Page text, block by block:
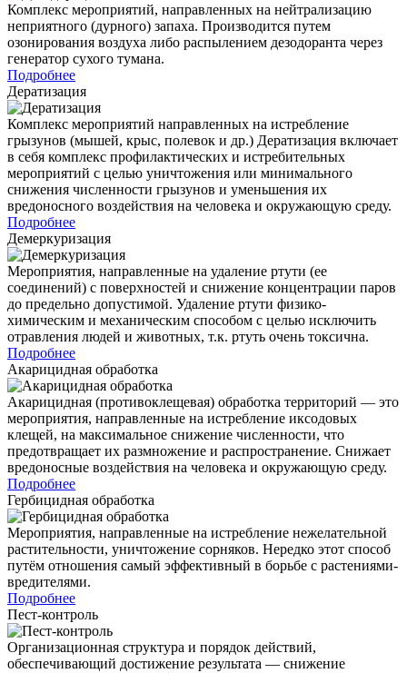
Комплекс мероприятий, направленных на нейтрализацию
неприятного (дурного) запаха. Производится путем
озонирования воздуха либо распылением дезодоранта через
генератор сухого тумана.
Подробнее
Дератизация
Комплекс мероприятий направленных на истребление
грызунов (мышей, крыс, полевок и др.) Дератизация включает
в себя комплекс профилактических и истребительных
мероприятий с целью уничтожения или минимального
снижения численности грызунов и уменьшения их
вредоносного воздействия на человека и окружающую среду.
Подробнее
Демеркуризация
Мероприятия, направленные на удаление ртути (ее
соединений) с поверхностей и снижение концентрации паров
до предельно допустимой. Удаление ртути физико-
химическим и механическим способом с целью исключить
отравления людей и животных, т.к. ртуть очень токсична.
Подробнее
Акарицидная обработка
Акарицидная (противоклещевая) обработка территорий — это
мероприятия, направленные на истребление иксодовых
клещей, на максимальное снижение численности, что
предотвращает их размножение и распространение. Снижает
вредоносные воздействия на человека и окружающую среду.
Подробнее
Гербицидная обработка
Мероприятия, направленные на истребление нежелательной
растительности, уничтожение сорняков. Нередко этот способ
путём отношения самый эффективный в борьбе с растениями-
вредителями.
Подробнее
Пест-контроль
Организационная структура и порядок действий,
обеспечивающий достижение результата — снижение